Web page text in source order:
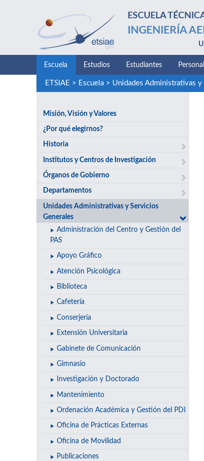
ESCUELA
INGENIERÍA
Escuela Estudios Estudiantes Personal
ETSIAE > Escuela> Unidades Administrativas
Misión, Visión y Valores
¿Por qué elegirnos?
Historia
Institutos y Centros de Investigación
Órganos de Gobierno
Departamentos
Unidades Administrativas y Servicios
Generales
Administración del Centro y Gestión del
PAS
Apoyo Gráfico
Atención Psicológica
Biblioteca
Cafetería
Conserjería
Extensión Universitaria
Gabinete de Comunicación
Gimnasio
Investigación y Doctorado
Mantenimiento
Ordenación Académica y Gestión del PDI
Oficina de Prácticas Externas
Oficina de Movilidad
Publicaciones